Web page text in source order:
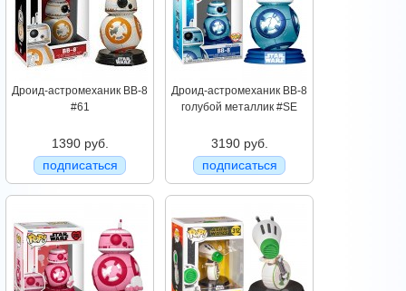
Дроид-астромеханик BB-8
#61
1390 руб.
подписаться
Дроид-астромеханик BB-8
голубой металлик #SE
3190 руб.
подписаться